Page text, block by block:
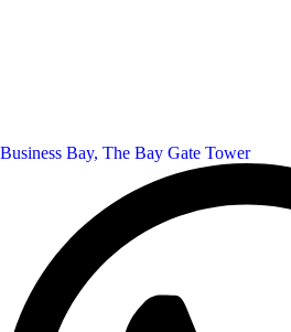
Business Bay, The Bay Gate Tower